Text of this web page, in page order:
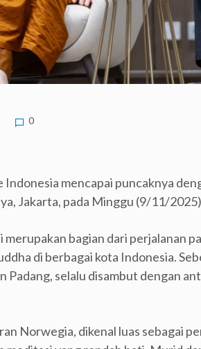
0
mencapai puncaknya
Jakarta, pada Minggu (9/11/
bagian dari perjalanan
di berbagai kota Indonesia.
selalu disambut dengan
Norwegia, dikenal luas sebagai